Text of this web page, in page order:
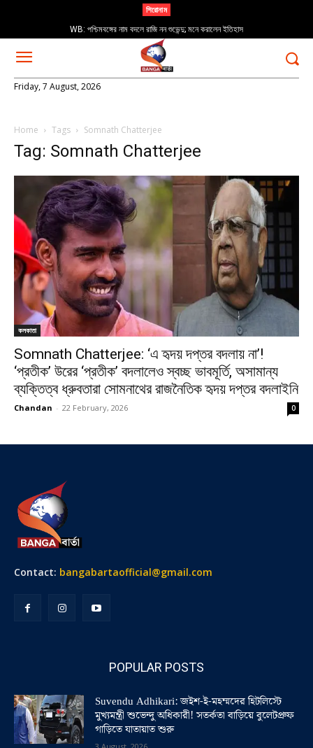
শিরোনাম
WB: পশ্চিমবঙ্গের নাম বদলে রাজি নন শুভেন্দু; মনে করালেন ইতিহাস
Friday, 7 August, 2026
Home Tags Somnath Chatterjee
Tag: Somnath Chatterjee
কলকাতা
Somnath Chatterjee: ‘এ হৃদয় দপ্তর বদলায় না’!
‘প্রতীক’ উরের ‘প্রতীক’ বদলালেও স্বচ্ছ ভাবমূর্তি, অসামান্য
ব্যক্তিত্ব ধ্রুবতারা সোমনাথের রাজনৈতিক হৃদয় দপ্তর বদলাইনি
Chandan - 22 February, 2026 0
Contact: bangabartaofficial@gmail.com
POPULAR POSTS
Suvendu Adhikari: জইশ-ই-মহম্মদের হিটলিস্টে
মুখ্যমন্ত্রী শুভেন্দু অধিকারী! সতর্কতা বাড়িয়ে বুলেটপ্রুফ
গাড়িতে যাতায়াত শুরু